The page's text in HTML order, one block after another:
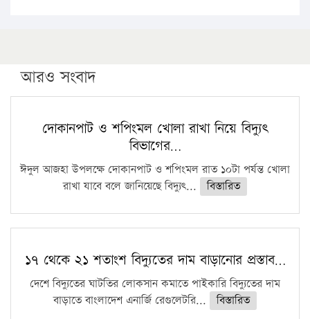
পিএইচডি করছেন কুয়েটের কৃতি…
সারা দেশে বজ্রাঘাতে ১৪ জনের প্রাণহানি
কঠোর হচ্ছে এসএসসি ও এইচএসসি পরীক্ষা
ফরিদগঞ্জে আগুনে পুড়লো ৬ ব্যবসা প্রতিষ্ঠান
আরও সংবাদ
দোকানপাট ও শপিংমল খোলা রাখা নিয়ে বিদ্যুৎ
বিভাগের…
ঈদুল আজহা উপলক্ষে দোকানপাট ও শপিংমল রাত ১০টা পর্যন্ত খোলা
রাখা যাবে বলে জানিয়েছে বিদ্যুৎ...
বিস্তারিত
১৭ থেকে ২১ শতাংশ বিদ্যুতের দাম বাড়ানোর প্রস্তাব…
দেশে বিদ্যুতের ঘাটতির লোকসান কমাতে পাইকারি বিদ্যুতের দাম
বাড়াতে বাংলাদেশ এনার্জি রেগুলেটরি...
বিস্তারিত